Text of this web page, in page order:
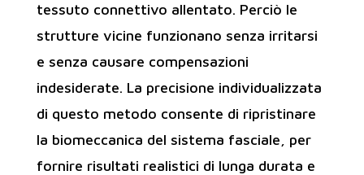
tessuto connettivo allentato. Perciò le
strutture vicine funzionano senza irritarsi
e senza causare compensazioni
indesiderate. La precisione individualizzata
di questo metodo consente di ripristinare
la biomeccanica del sistema fasciale, per
fornire risultati realistici di lunga durata e